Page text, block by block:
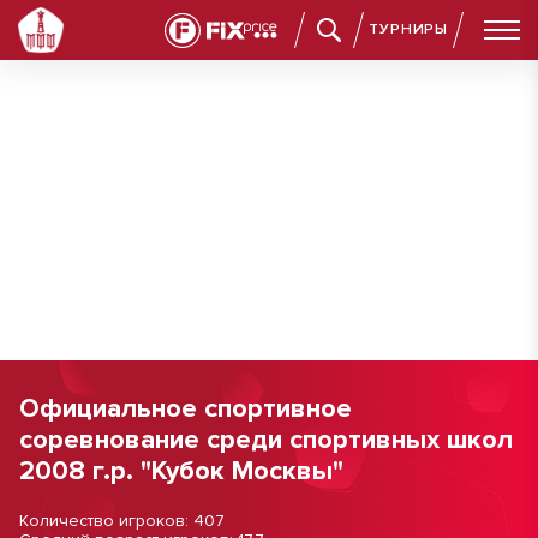
ТУРНИРЫ
Официальное спортивное
соревнование среди спортивных школ
2008 г.р. "Кубок Москвы"
Количество игроков: 407